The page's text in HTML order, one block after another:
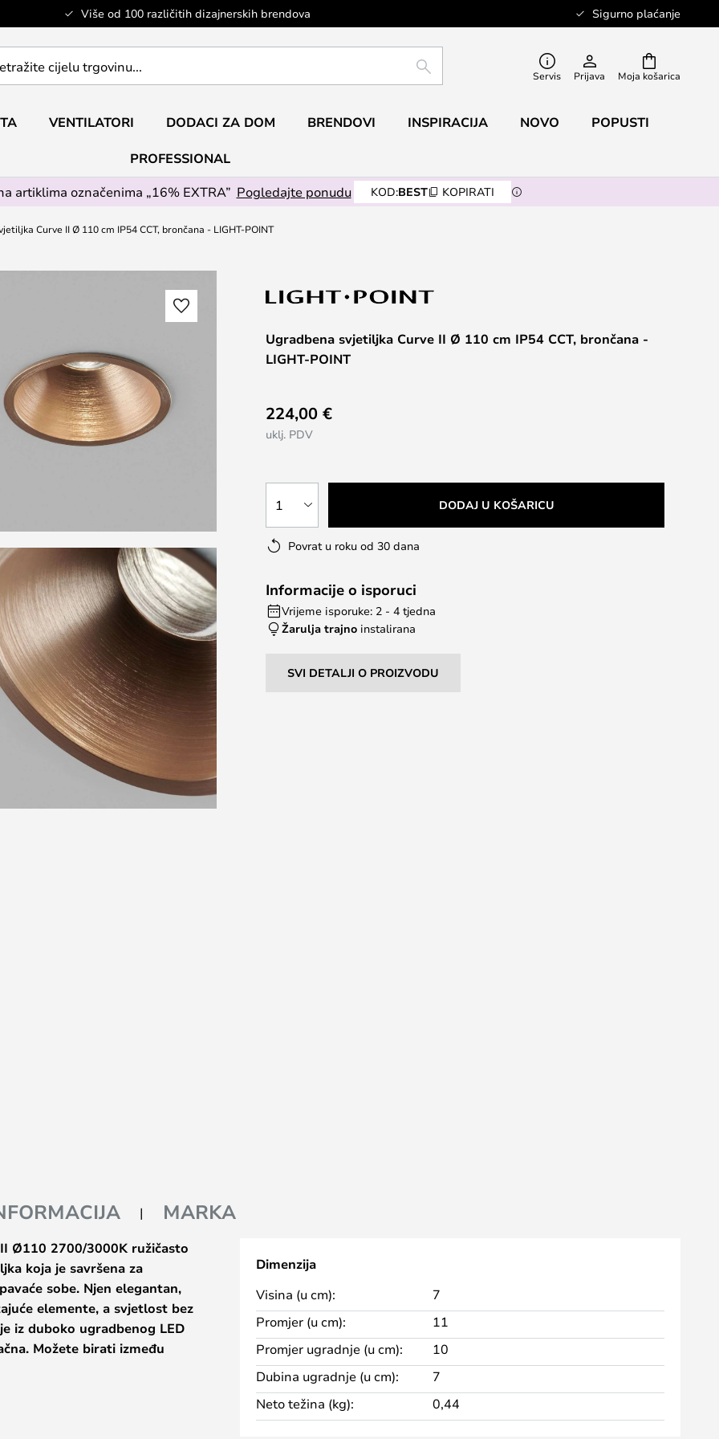
Više od 100 različitih dizajnerskih brendova Sigurno plaćanje
Moja košarica
TRAŽI Servis Prijava
VENTILATORI DODACI ZA DOM BRENDOVI INSPIRACIJA NOVO POPUSTI
PROFESSIONAL
artiklima označenima „16% EXTRA” Pogledajte ponudu KOD:BEST KOPIRATI
Curve II Ø 110 cm IP54 CCT, brončana - LIGHT-POINT
Ugradbena svjetiljka Curve II Ø 110 cm IP54 CCT, brončana -
LIGHT-POINT
224,00 €
uklj. PDV
1 DODAJ U KOŠARICU
Povrat u roku od 30 dana
Informacije o isporuci
Vrijeme isporuke: 2 - 4 tjedna
Žarulja trajno instalirana
SVI DETALJI O PROIZVODU
MARKA
Ø110 2700/3000K ružičasto
koja je savršena za
sobe. Njen elegantan,
elemente, a svjetlost bez
iz duboko ugradbenog LED
Možete birati između
Kelvina.
zlatnoj, titanskoj, crnoj,
Dimenzija
Visina (u cm):
7
Promjer (u cm):
11
Promjer ugradnje (u cm):
10
Dubina ugradnje (u cm):
7
Neto težina (kg):
0,44